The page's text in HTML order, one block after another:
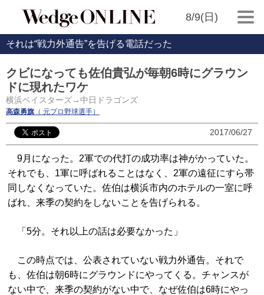
8/9(日)
それは“戦力外通告”を告げる電話だった
クビになっても佐伯貴弘が毎朝6時にグラウン
ドに現れたワケ
横浜ベイスターズ→中日ドラゴンズ
高森勇旗 （ 元プロ野球選手）
2017/06/27
9月になった。2軍での代打の成功率は神がかっていた。
それでも、1軍に呼ばれることはなく、2軍の遠征にすら帯
同しなくなっていた。佐伯は横浜市内のホテルの一室に呼
ばれ、来季の契約をしないことを告げられる。
「5分。それ以上の話は必要なかった」
この時点では、公表されていない戦力外通告。それで
も、佐伯は朝6時にグラウンドにやってくる。チャンスが
ない中で、来季の契約がない中で、なぜ佐伯は6時にやっ